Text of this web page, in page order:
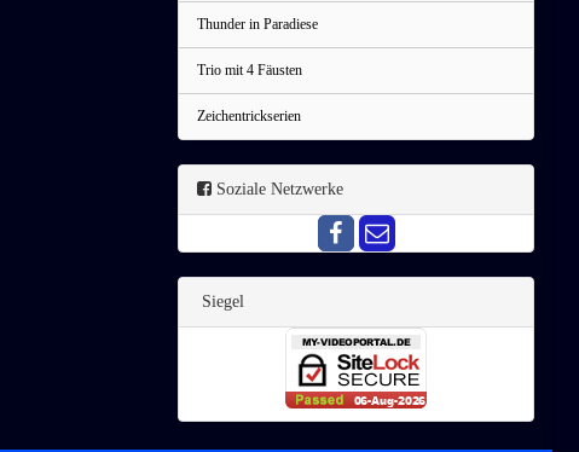
Thunder in Paradiese
Trio mit 4 Fäusten
Zeichentrickserien
Soziale Netzwerke
Siegel